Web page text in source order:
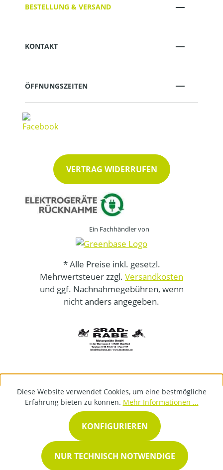
BESTELLUNG & VERSAND
KONTAKT
ÖFFNUNGSZEITEN
VERTRAG WIDERRUFEN
Ein Fachhändler von
* Alle Preise inkl. gesetzl.
Mehrwertsteuer zzgl. Versandkosten
und ggf. Nachnahmegebühren, wenn
nicht anders angegeben.
Diese Website verwendet Cookies, um eine bestmögliche
Erfahrung bieten zu können. Mehr Informationen ...
NUR TECHNISCH NOTWENDIGE
KONFIGURIEREN